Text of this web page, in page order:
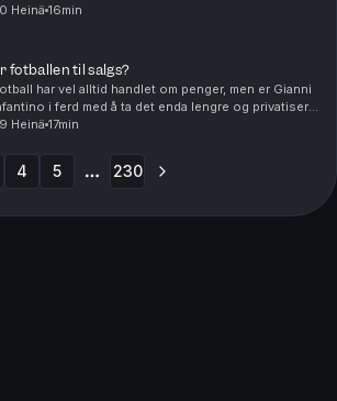
Med Hanne Skartveit, Ayesha Wolasmal og
Heinä 16min
fotballen til salgs?
har vel alltid handlet om penger, men er Gianni
i ferd med å ta det enda lengre og privatisere
VM. Og hvem skal lede an i debatten om
Heinä 17min
4 5 230